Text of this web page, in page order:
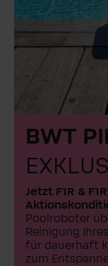
BWT
Jetzt F1R &
Poolroboter
Reinigung
für dauerhaft
zum